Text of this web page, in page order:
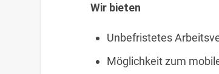
Wir bieten
Unbefristetes
Möglichkeit zum